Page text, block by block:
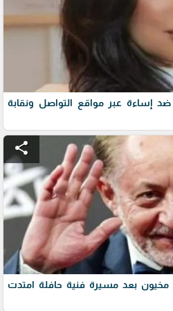
ضد إساءة عبر مواقع التواصل ونقابة
share
مخيون بعد مسيرة فنية حافلة امتدت